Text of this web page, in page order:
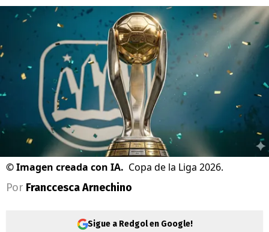
©Imagen creada con IA. Copa de la Liga 2026.
Por Franccesca Arnechino
Sigue a Redgol en Google!